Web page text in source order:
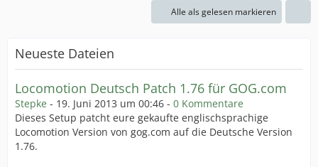
Alle als gelesen markieren
Neueste Dateien
Locomotion Deutsch Patch 1.76 für GOG.com
Stepke - 19. Juni 2013 um 00:46 - 0 Kommentare
Dieses Setup patcht eure gekaufte englischsprachige
Locomotion Version von gog.com auf die Deutsche Version
1.76.